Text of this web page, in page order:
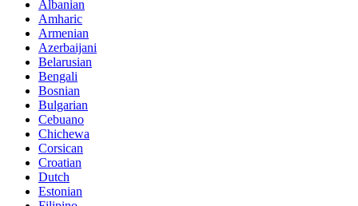
Albanian
Amharic
Armenian
Azerbaijani
Belarusian
Bengali
Bosnian
Bulgarian
Cebuano
Chichewa
Corsican
Croatian
Dutch
Estonian